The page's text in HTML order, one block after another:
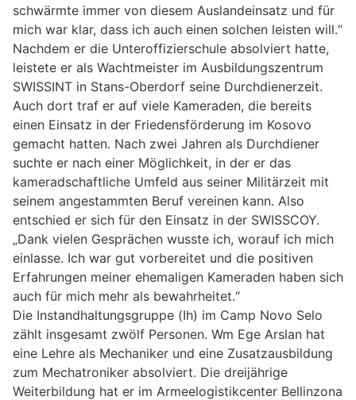
schwärmte immer von diesem Auslandeinsatz und für
mich war klar, dass ich auch einen solchen leisten will.“
Nachdem er die Unteroffizierschule absolviert hatte,
leistete er als Wachtmeister im Ausbildungszentrum
SWISSINT in Stans-Oberdorf seine Durchdienerzeit.
Auch dort traf er auf viele Kameraden, die bereits
einen Einsatz in der Friedensförderung im Kosovo
gemacht hatten. Nach zwei Jahren als Durchdiener
suchte er nach einer Möglichkeit, in der er das
kameradschaftliche Umfeld aus seiner Militärzeit mit
seinem angestammten Beruf vereinen kann. Also
entschied er sich für den Einsatz in der SWISSCOY.
„Dank vielen Gesprächen wusste ich, worauf ich mich
einlasse. Ich war gut vorbereitet und die positiven
Erfahrungen meiner ehemaligen Kameraden haben sich
auch für mich mehr als bewahrheitet.“
Die Instandhaltungsgruppe (Ih) im Camp Novo Selo
zählt insgesamt zwölf Personen. Wm Ege Arslan hat
eine Lehre als Mechaniker und eine Zusatzausbildung
zum Mechatroniker absolviert. Die dreijährige
Weiterbildung hat er im Armeelogistikcenter Bellinzona